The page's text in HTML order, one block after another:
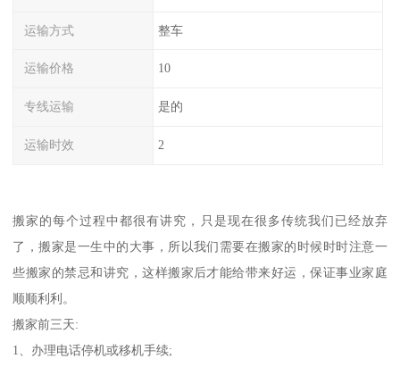
运输方式 整车
运输价格 10
专线运输 是的
运输时效 2
搬家的每个过程中都很有讲究，只是现在很多传统我们已经放弃
了，搬家是一生中的大事，所以我们需要在搬家的时候时时注意一
些搬家的禁忌和讲究，这样搬家后才能给带来好运，保证事业家庭
顺顺利利。
搬家前三天:
1、办理电话停机或移机手续;